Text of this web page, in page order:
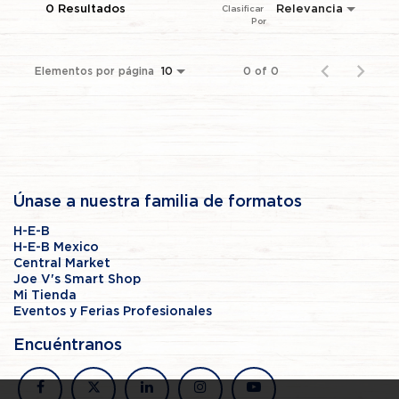
0 Resultados Relevancia
Clasificar
Por
Elementos por página 10 0 of 0
Únase a nuestra familia de formatos
H-E-B
H-E-B Mexico
Central Market
Joe V's Smart Shop
Mi Tienda
Eventos y Ferias Profesionales
Encuéntranos
facebook
x linkedin instagramyoutube